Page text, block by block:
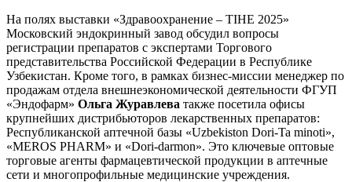
На полях выставки «Здравоохранение – TIHE 2025»
Московский эндокринный завод обсудил вопросы
регистрации препаратов с экспертами Торгового
представительства Российской Федерации в Республике
Узбекистан. Кроме того, в рамках бизнес-миссии менеджер по
продажам отдела внешнеэкономической деятельности ФГУП
«Эндофарм» Ольга Журавлева также посетила офисы
крупнейших дистрибьюторов лекарственных препаратов:
Республиканской аптечной базы «Uzbekiston Dori-Ta minoti»,
«MEROS PHARM» и «Dori-darmon». Это ключевые оптовые
торговые агенты фармацевтической продукции в аптечные
сети и многопрофильные медицинские учреждения.